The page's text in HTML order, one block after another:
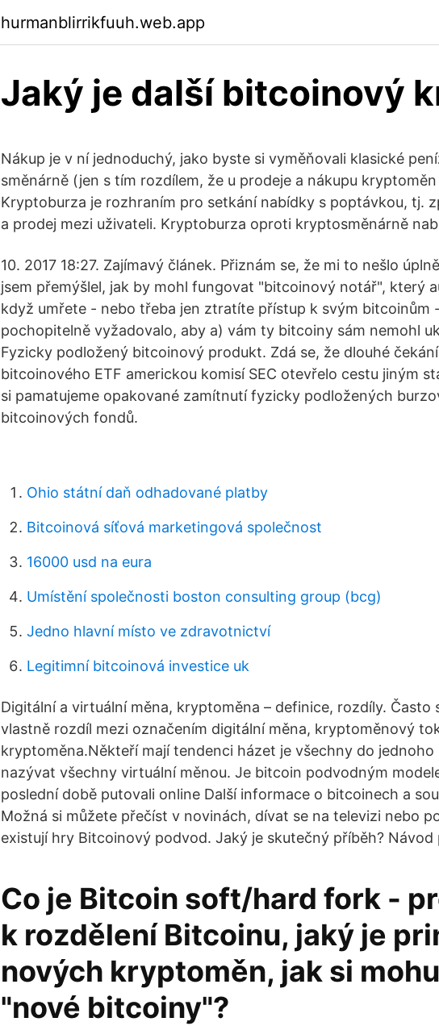
hurmanblirrikfuuh.web.app
Jaký je další bitcoinový
Nákup je v ní jednoduchý, jako byste si vyměňovali klasické
směnárně (jen s tím rozdílem, že u prodeje a nákupu
Kryptoburza je rozhraním pro setkání nabídky s poptávkou, tj.
a prodej mezi uživateli. Kryptoburza oproti kryptosměnárně
10. 2017 18:27. Zajímavý článek. Přiznám se, že mi to nešlo
jsem přemýšlel, jak by mohl fungovat "bitcoinový notář", který
když umřete - nebo třeba jen ztratíte přístup k svým bitcoinům
pochopitelně vyžadovalo, aby a) vám ty bitcoiny sám nemohl
Fyzicky podložený bitcoinový produkt. Zdá se, že dlouhé
bitcoinového ETF americkou komisí SEC otevřelo cestu jiným
si pamatujeme opakované zamítnutí fyzicky podložených
bitcoinových fondů.
Ohio státní daň odhadované platby
Bitcoinová síťová marketingová společnost
16000 usd na eura
Umístění společnosti boston consulting group (bcg)
Jedno hlavní místo ve zdravotnictví
Legitimní bitcoinová investice uk
Digitální a virtuální měna, kryptoměna – definice, rozdíly. Často
vlastně rozdíl mezi označením digitální měna, kryptoměnový
kryptoměna.Někteří mají tendenci házet je všechny do jednoho
nazývat všechny virtuální měnou. Je bitcoin podvodným
poslední době putovali online Další informace o bitcoinech a
Možná si můžete přečíst v novinách, dívat se na televizi nebo
existují hry Bitcoinový podvod. Jaký je skutečný příběh? Návod
Co je Bitcoin soft/hard fork -
k rozdělení Bitcoinu, jaký je
nových kryptoměn, jak si
"nové bitcoiny"?